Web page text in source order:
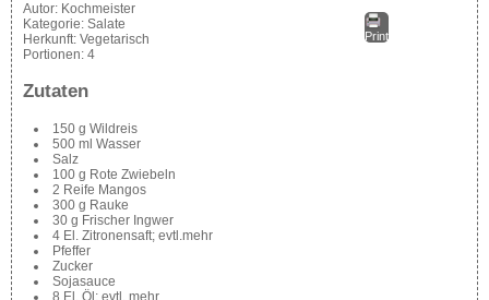
Print
Autor: Kochmeister
Kategorie: Salate
Herkunft: Vegetarisch
Portionen: 4
Zutaten
150 g Wildreis
500 ml Wasser
Salz
100 g Rote Zwiebeln
2 Reife Mangos
300 g Rauke
30 g Frischer Ingwer
4 El. Zitronensaft; evtl.mehr
Pfeffer
Zucker
Sojasauce
8 El. Öl; evtl. mehr